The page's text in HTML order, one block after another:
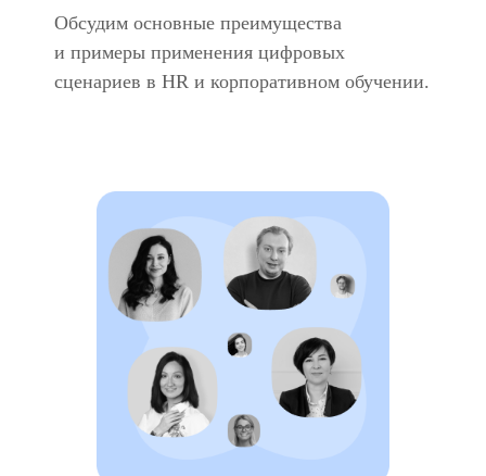
Обсудим основные преимущества
и примеры применения цифровых
сценариев в HR и корпоративном обучении.